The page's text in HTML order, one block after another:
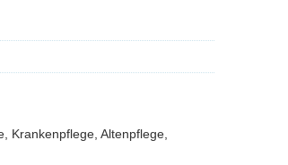
Krankenpflege, Altenpflege,